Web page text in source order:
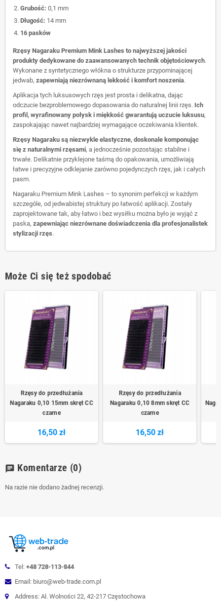
Grubość: 0,1 mm
Długość: 14 mm
16 pasków
Rzęsy Nagaraku Premium Mink Lashes to najwyższej jakości
produkty dedykowane do zaawansowanych technik objętościowych.
Wykonane z syntetycznego włókna o strukturze przypominającej
jedwab, zapewniają niezrównaną lekkość i komfort noszenia.
Aplikacja tych luksusowych rzęs jest prosta i delikatna, dając
odczucie bezproblemowego dopasowania do naturalnej linii rzęs. Ich
profil, wyrafinowany połysk i miękkość gwarantują uczucie luksusu,
zaspokajając nawet najbardziej wymagające oczekiwania klientek.
Rzęsy Nagaraku są niezwykle elastyczne, doskonale komponując
się z naturalnymi rzęsami, a jednocześnie pozostając stabilne i
trwałe. Delikatnie przyklejone taśmą do opakowania, umożliwiają
łatwe i precyzyjne odklejanie zarówno pojedynczych rzęs, jak i całych
pasm.
Nagaraku Premium Mink Lashes – to synonim perfekcji w każdym
szczególe, od jedwabistej struktury po łatwość aplikacji. Zostały
zaprojektowane tak, aby łatwo i bez wysiłku można było je wyjąć z
paska, zapewniając niezrównane doświadczenia dla profesjonalistek
stylizacji rzęs.
Może Ci się też spodobać
Rzęsy do przedłużania
Nagaraku 0,10 15mm skręt CC
czarne
16,50 zł
Rzęsy do przedłużania
Nagaraku 0,10 8mm skręt CC
czarne
16,50 zł
chat Komentarze (0)
Na razie nie dodano żadnej recenzji.
Tel: +48 728-113-844
Email: biuro@web-trade.com.pl
Address: Al. Wolności 22, 42-217 Częstochowa